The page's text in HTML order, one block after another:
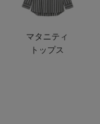
マタニティ
トップス